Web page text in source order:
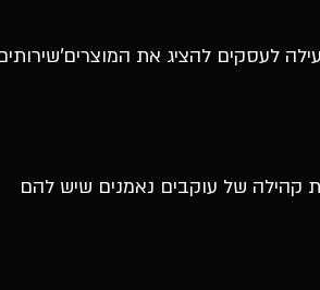
לעסקים להציג את
קהילה של עוקבים נאמנים שיש להם